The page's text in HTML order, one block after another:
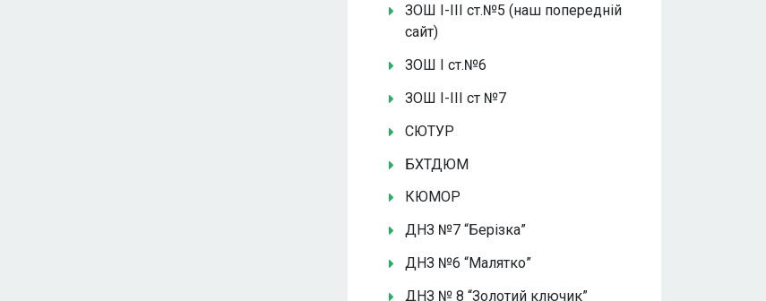
ЗОШ І-ІІІ ст.№5 (наш попередній
сайт)
ЗОШ І ст.№6
ЗОШ І-ІІІ ст №7
СЮТУР
БХТДЮМ
КЮМОР
ДНЗ №7 “Берізка”
ДНЗ №6 “Малятко”
ДНЗ № 8 “Золотий ключик”